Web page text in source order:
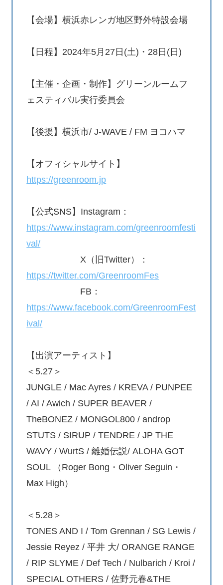
【会場】横浜⾚レンガ地区野外特設会場
【⽇程】2024年5⽉27⽇(⼟)・28⽇(⽇)
【主催・企画・制作】グリーンルームフ
ェスティバル実⾏委員会
【後援】横浜市/ J-WAVE / FM ヨコハマ
【オフィシャルサイト】
https://greenroom.jp
【公式SNS】Instagram：
https://www.instagram.com/greenroomfesti
val/
X（旧Twitter）：
https://twitter.com/GreenroomFes
FB：
https://www.facebook.com/GreenroomFest
ival/
【出演アーティスト】
＜5.27＞
JUNGLE / Mac Ayres / KREVA / PUNPEE
/ AI / Awich / SUPER BEAVER /
TheBONEZ / MONGOL800 / androp
STUTS / SIRUP / TENDRE / JP THE
WAVY / WurtS / 離婚伝説/ ALOHA GOT
SOUL （Roger Bong・Oliver Seguin・
Max High）
＜5.28＞
TONES AND I / Tom Grennan / SG Lewis /
Jessie Reyez / 平井 ⼤/ ORANGE RANGE
/ RIP SLYME / Def Tech / Nulbarich / Kroi /
SPECIAL OTHERS / 佐野元春&THE